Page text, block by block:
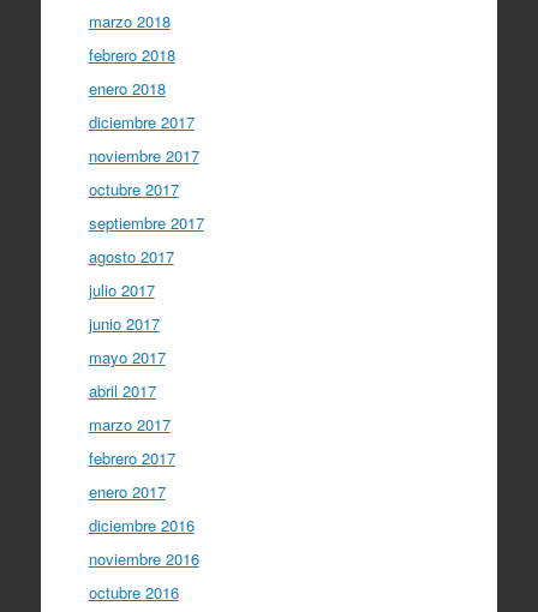
marzo 2018
febrero 2018
enero 2018
diciembre 2017
noviembre 2017
octubre 2017
septiembre 2017
agosto 2017
julio 2017
junio 2017
mayo 2017
abril 2017
marzo 2017
febrero 2017
enero 2017
diciembre 2016
noviembre 2016
octubre 2016